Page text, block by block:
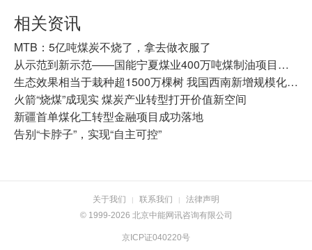
相关资讯
MTB：5亿吨煤炭不烧了，拿去做衣服了
从示范到新示范——国能宁夏煤业400万吨煤制油项目十年纪实
生态效果相当于栽种超1500万棵树 我国西南新增规模化氢源基地
火箭“烧煤”成现实 煤炭产业转型打开价值新空间
新疆首单煤化工转型金融项目成功落地
告别“卡脖子”，实现“自主可控”
关于我们 | 联系我们 |
法律声明
© 1999-2026 北京中能网讯咨询有限公司
京ICP证040220号